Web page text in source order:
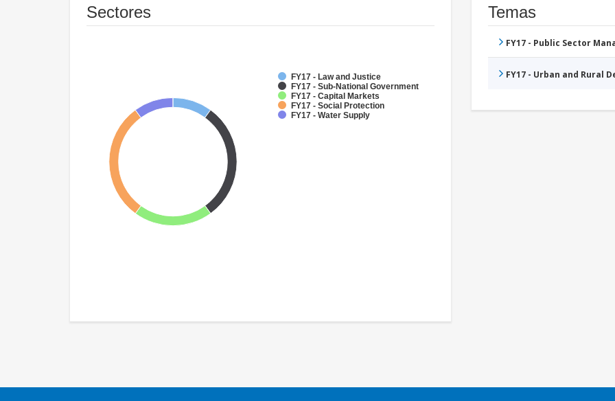
Sectores
FY17 - Law and Justice
FY17 - Sub-National Government
FY17 - Capital Markets
FY17 - Social Protection
FY17 - Water Supply
Temas
FY17 - Public Sector
FY17 - Urban and Rural